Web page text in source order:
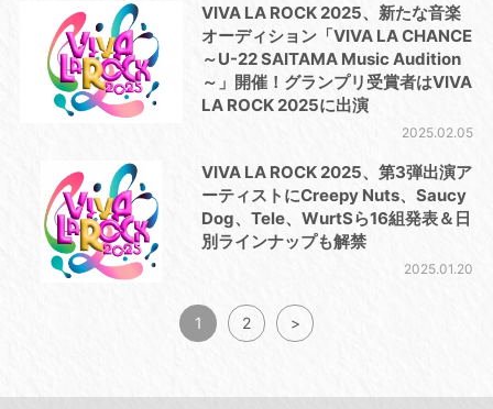
VIVA LA ROCK 2025、新たな⾳楽
オーディション「VIVA LA CHANCE
～U-22 SAITAMA Music Audition
～」開催！グランプリ受賞者はVIVA
LA ROCK 2025に出演
2025.02.05
VIVA LA ROCK 2025、第3弾出演ア
ーティストにCreepy Nuts、Saucy
Dog、Tele、WurtSら16組発表＆⽇
別ラインナップも解禁
2025.01.20
1 2 >